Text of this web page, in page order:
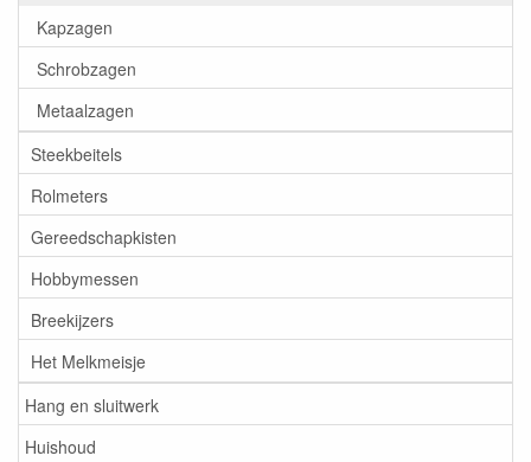
Kapzagen
Schrobzagen
Metaalzagen
Steekbeitels
Rolmeters
Gereedschapkisten
Hobbymessen
Breekijzers
Het Melkmeisje
Hang en sluitwerk
Huishoud